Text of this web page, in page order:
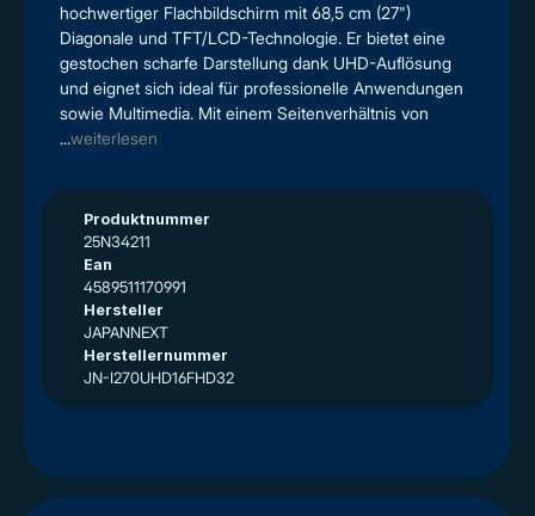
hochwertiger Flachbildschirm mit 68,5 cm (27")
Diagonale und TFT/LCD-Technologie. Er bietet eine
gestochen scharfe Darstellung dank UHD-Auflösung
und eignet sich ideal für professionelle Anwendungen
sowie Multimedia. Mit einem Seitenverhältnis von
...weiterlesen
Produktnummer
25N34211
Ean
4589511170991
Hersteller
JAPANNEXT
Herstellernummer
JN-I270UHD16FHD32